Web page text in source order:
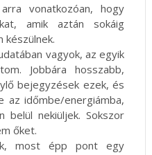
vonatkozóan, hogy
amik aztán sokáig
készülnek.
vagyok, az egyik
Jobbára hosszabb,
bejegyzések ezek, és
az időmbe/energiámba,
belül nekiüljek. Sokszor
őket.
most épp pont egy